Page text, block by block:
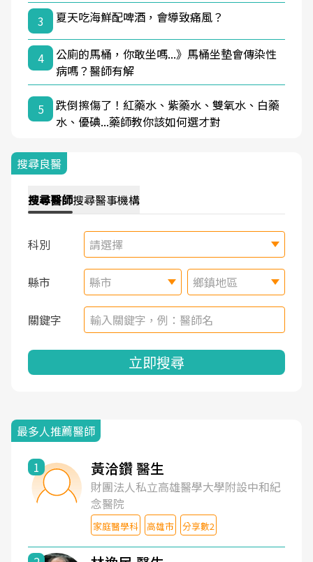
3
夏天吃海鮮配啤酒，會導致痛風？
4
公廁的馬桶，你敢坐嗎...》馬桶坐墊會傳染性
病嗎？醫師有解
5
跌倒擦傷了！紅藥水、紫藥水、雙氧水、白藥
水、優碘...藥師教你該如何選才對
搜尋良醫
搜尋醫師搜尋醫事機構
科別 請選擇
縣市 縣市 鄉鎮地區
關鍵字
立即搜尋
最多人推薦醫師
1 黃洽鑽 醫生
財團法人私立高雄醫學大學附設中和紀
念醫院
家庭醫學科 高雄市 分享數2